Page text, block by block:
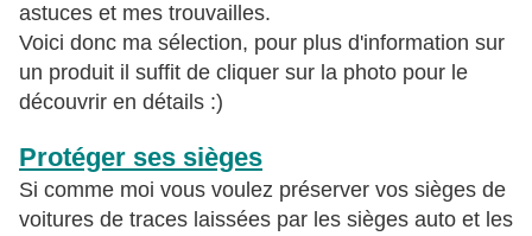
astuces et mes trouvailles.
Voici donc ma sélection, pour plus d'information sur
un produit il suffit de cliquer sur la photo pour le
découvrir en détails :)
Protéger ses sièges
Si comme moi vous voulez préserver vos sièges de
voitures de traces laissées par les sièges auto et les